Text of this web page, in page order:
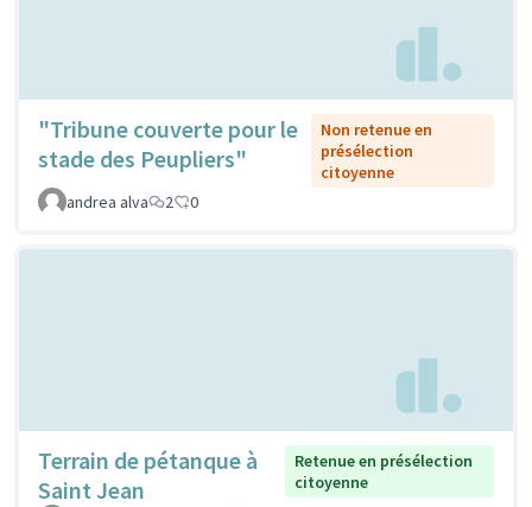
"Tribune couverte pour le
stade des Peupliers"
Non retenue en
présélection
citoyenne
andrea alva
2 0
Terrain de pétanque à
Saint Jean
Retenue en présélection
citoyenne